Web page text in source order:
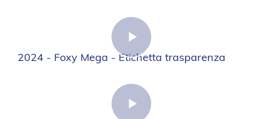
2024 - Foxy Mega - Etichetta trasparenza